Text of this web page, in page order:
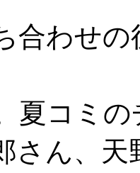
合わせ
夏コミ
さん、